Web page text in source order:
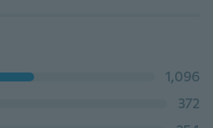
1,096
372